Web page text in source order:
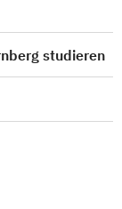
studieren